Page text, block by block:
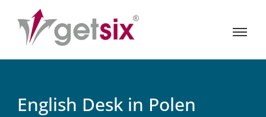
English Desk in Polen